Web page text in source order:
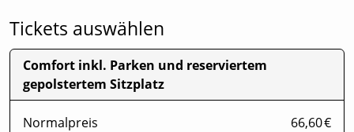
Tickets auswählen
Comfort inkl. Parken und reserviertem
gepolstertem Sitzplatz
Normalpreis 66,60 €